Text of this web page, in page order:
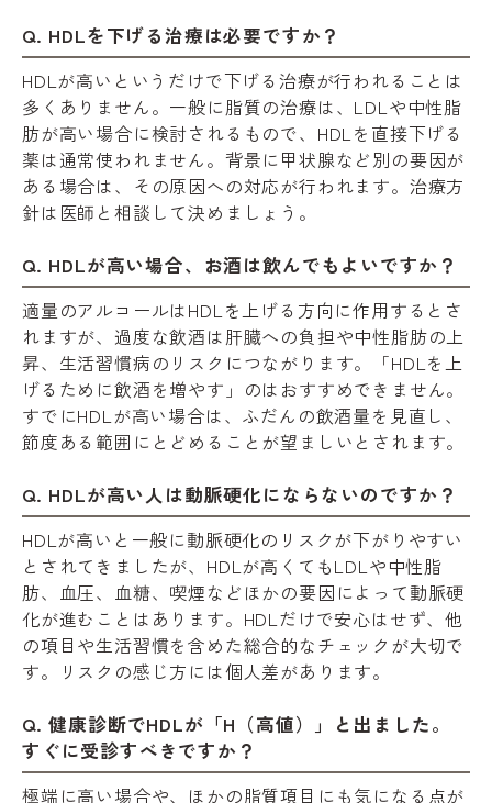
Q. HDLを下げる治療は必要ですか？
HDLが高いというだけで下げる治療が行われることは
多くありません。一般に脂質の治療は、LDLや中性脂
肪が高い場合に検討されるもので、HDLを直接下げる
薬は通常使われません。背景に甲状腺など別の要因が
ある場合は、その原因への対応が行われます。治療方
針は医師と相談して決めましょう。
Q. HDLが高い場合、お酒は飲んでもよいですか？
適量のアルコールはHDLを上げる方向に作用するとさ
れますが、過度な飲酒は肝臓への負担や中性脂肪の上
昇、生活習慣病のリスクにつながります。「HDLを上
げるために飲酒を増やす」のはおすすめできません。
すでにHDLが高い場合は、ふだんの飲酒量を見直し、
節度ある範囲にとどめることが望ましいとされます。
Q. HDLが高い人は動脈硬化にならないのですか？
HDLが高いと一般に動脈硬化のリスクが下がりやすい
とされてきましたが、HDLが高くてもLDLや中性脂
肪、血圧、血糖、喫煙などほかの要因によって動脈硬
化が進むことはあります。HDLだけで安心はせず、他
の項目や生活習慣を含めた総合的なチェックが大切で
す。リスクの感じ方には個人差があります。
Q. 健康診断でHDLが「H（高値）」と出ました。
すぐに受診すべきですか？
極端に高い場合や、ほかの脂質項目にも気になる点が